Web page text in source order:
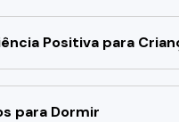
Positiva para
para Dormir